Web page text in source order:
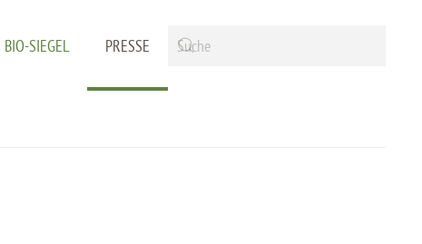
SIEGEL PRESSE